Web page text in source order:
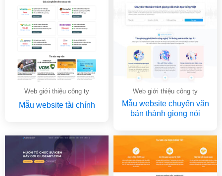
Web giới thiệu công ty
Mẫu website tài chính
Web giới thiệu công ty
Mẫu website chuyển văn
bản thành giọng nói